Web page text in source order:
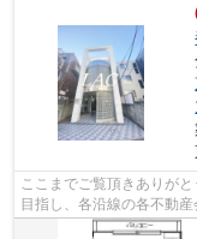
ここまでご覧頂きありが
目指し、各沿線の各不動
様へ提供しております！最